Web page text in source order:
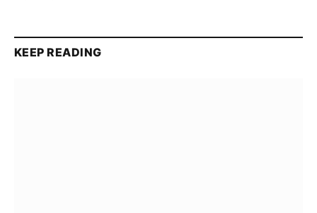
KEEP READING